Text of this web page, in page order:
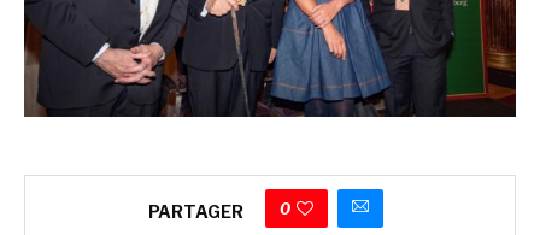
PARTAGER 0